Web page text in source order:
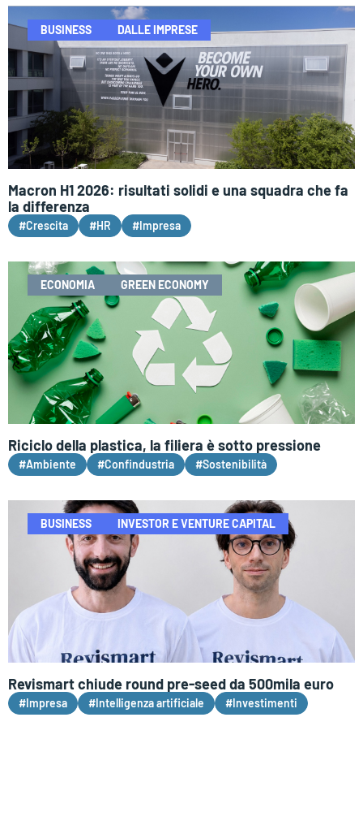
BUSINESS DALLE IMPRESE
Macron H1 2026: risultati solidi e una squadra che fa
la differenza
#Crescita #HR #Impresa
ECONOMIA GREEN ECONOMY
Riciclo della plastica, la filiera è sotto pressione
#Ambiente #Confindustria #Sostenibilità
BUSINESS INVESTOR E VENTURE CAPITAL
Revismart chiude round pre-seed da 500mila euro
#Impresa #Intelligenza artificiale #Investimenti